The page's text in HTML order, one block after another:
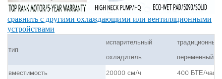
сравнить с другими охлаждающими или вентиляционными
устройствами
тип
испарительный
охладитель
традиционный
переменный
вместимость 20000 см/ч 400 БТЕ/час